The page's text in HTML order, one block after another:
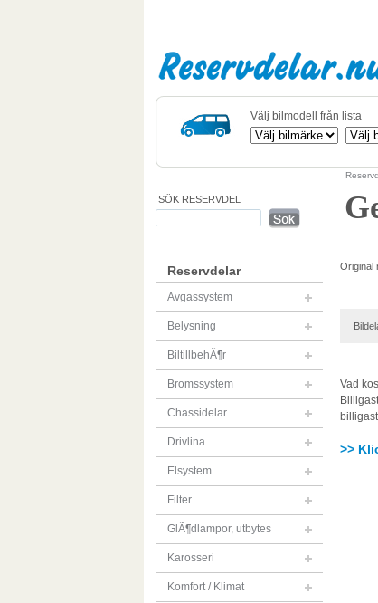
Välj bilmodell från lista
SÖK RESERVDEL
Reservdelar
Avgassystem
Belysning
BiltillbehÃ¶r
Bromssystem
Chassidelar
Drivlina
Elsystem
Filter
GlÃ¶dlampor, utbytes
Karosseri
Komfort / Klimat
Original
Vad
>>